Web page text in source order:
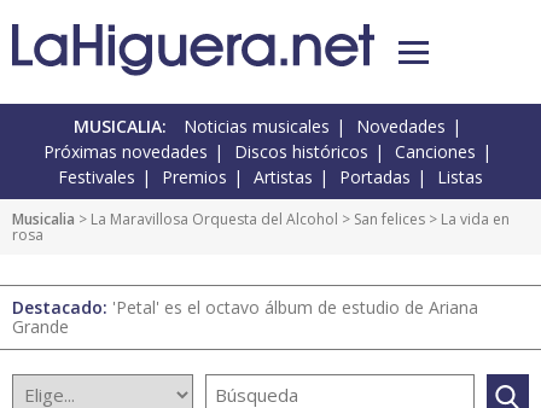
MUSICALIA: Noticias musicales
Novedades
Próximas novedades
Discos históricos
Canciones
Festivales
Premios Artistas Portadas Listas
Musicalia > La Maravillosa Orquesta del Alcohol > San felices > La vida en
rosa
Destacado: 'Petal' es el octavo álbum de estudio de Ariana
Grande